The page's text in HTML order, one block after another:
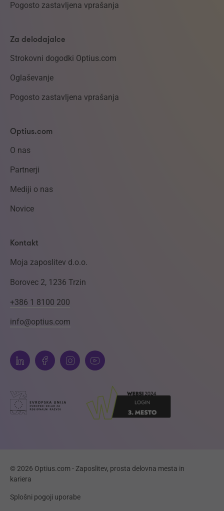
Pogosto zastavljena vprašanja
Za delodajalce
Strokovni dogodki Optius.com
Oglaševanje
Pogosto zastavljena vprašanja
Optius.com
O nas
Partnerji
Mediji o nas
Novice
Kontakt
Moja zaposlitev d.o.o.
Borovec 2, 1236 Trzin
+386 1 8100 200
info@optius.com
© 2026 Optius.com - Zaposlitev, prosta delovna mesta in
kariera
Splošni pogoji uporabe